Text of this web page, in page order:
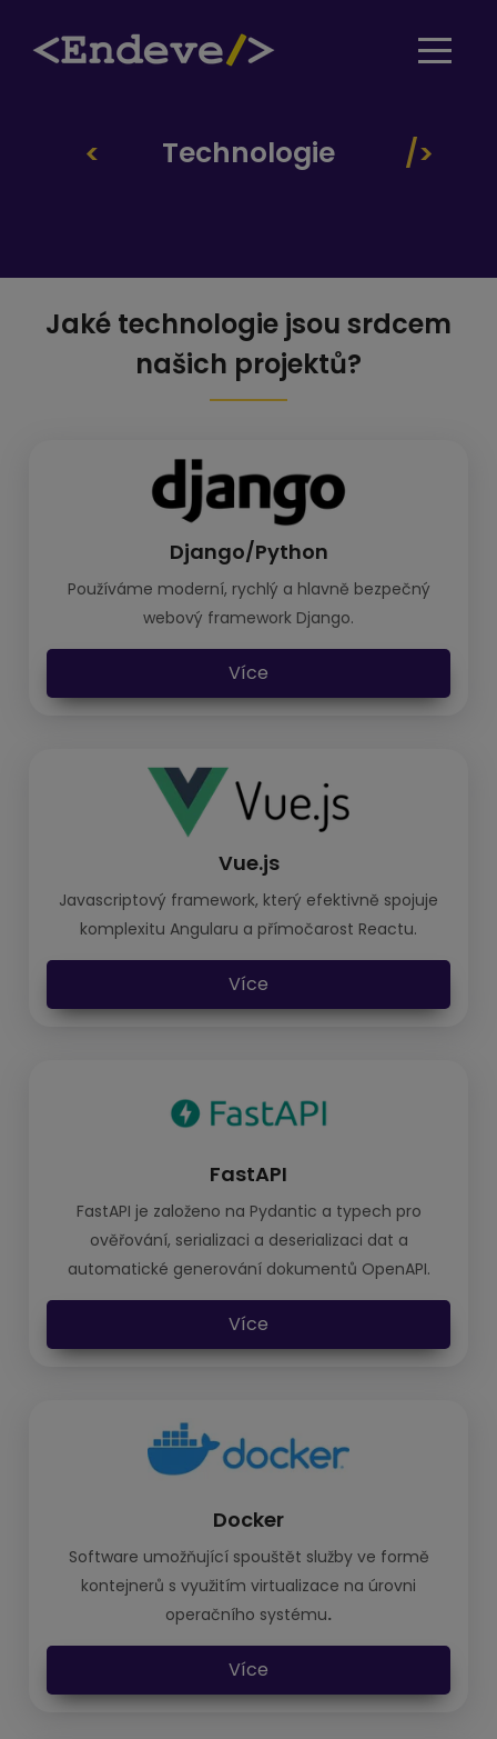
Technologie
Jaké technologie jsou srdcem
našich projektů?
Django/Python
Používáme moderní, rychlý a hlavně bezpečný
webový framework Django.
Více
Vue.js
Javascriptový framework, který efektivně spojuje
komplexitu Angularu a přímočarost Reactu.
Více
FastAPI
FastAPI je založeno na Pydantic a typech pro
ověřování, serializaci a deserializaci dat a
automatické generování dokumentů OpenAPI.
Více
Docker
Software umožňující spouštět služby ve formě
kontejnerů s využitím virtualizace na úrovni
operačního systému.
Více